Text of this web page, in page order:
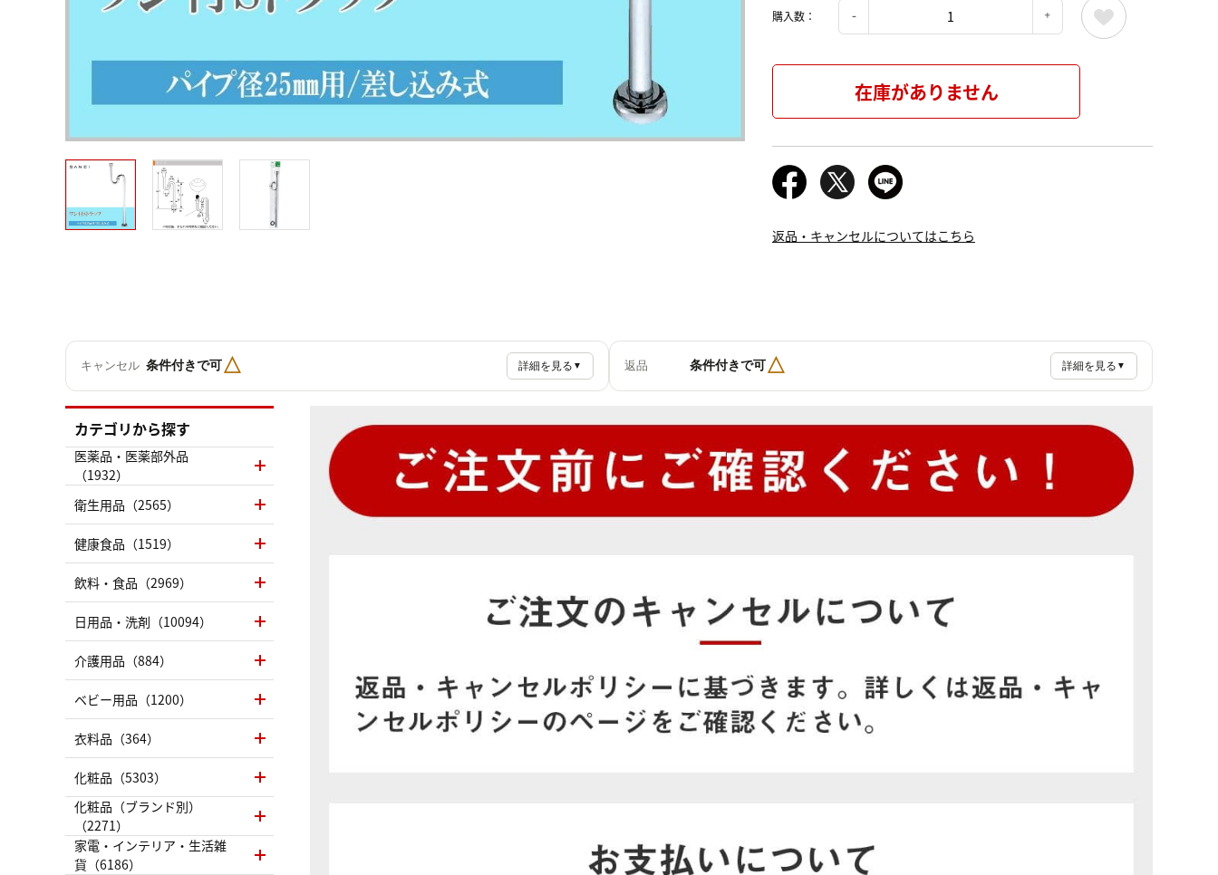
購入数：
在庫がありません
返品・キャンセルについてはこちら
キャンセル 条件付きで可△ 詳細を見る ▼ 返品 条件付きで可△ 詳細を見る ▼
カテゴリから探す
医薬品・医薬部外品
（1932）
衛生用品（2565）
健康食品（1519）
飲料・食品（2969）
日用品・洗剤（10094）
介護用品（884）
ベビー用品（1200）
衣料品（364）
化粧品（5303）
化粧品（ブランド別）
（2271）
家電・インテリア・生活雑
貨（6186）